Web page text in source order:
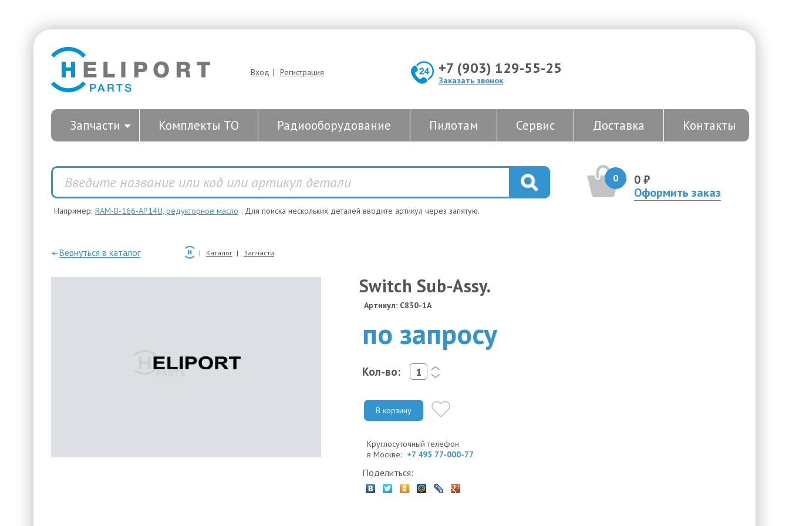
Вход | Регистрация +7 (903) 129-55-25
Заказать звонок
Запчасти Комплекты ТО Радиооборудование Пилотам Сервис Доставка Контакты
0
0 ₽
Оформить заказ
Например: RAM-B-166-AP14U, редукторное масло . Для поиска нескольких деталей вводите артикул через запятую.
—Вернуться в каталог Каталог Запчасти
Switch Sub-Assy.
Артикул: C830-1A
по запросу
Кол-во:
<
>
В корзину
Круглосуточный телефон
в Москве: +7 495 77-000-77
Поделиться: